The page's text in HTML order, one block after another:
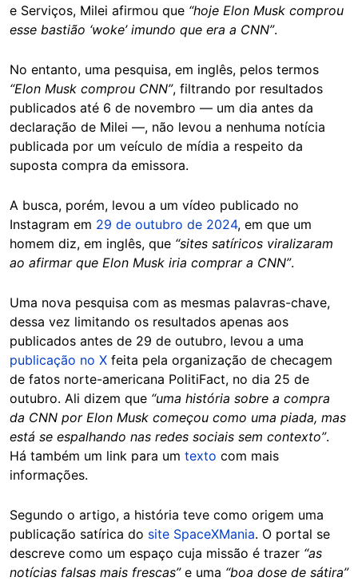
e Serviços, Milei afirmou que “hoje Elon Musk comprou
esse bastião ‘woke’ imundo que era a CNN”.
No entanto, uma pesquisa, em inglês, pelos termos
“Elon Musk comprou CNN”, filtrando por resultados
publicados até 6 de novembro — um dia antes da
declaração de Milei —, não levou a nenhuma notícia
publicada por um veículo de mídia a respeito da
suposta compra da emissora.
A busca, porém, levou a um vídeo publicado no
Instagram em 29 de outubro de 2024, em que um
homem diz, em inglês, que “sites satíricos viralizaram
ao afirmar que Elon Musk iria comprar a CNN”.
Uma nova pesquisa com as mesmas palavras-chave,
dessa vez limitando os resultados apenas aos
publicados antes de 29 de outubro, levou a uma
publicação no X feita pela organização de checagem
de fatos norte-americana PolitiFact, no dia 25 de
outubro. Ali dizem que “uma história sobre a compra
da CNN por Elon Musk começou como uma piada, mas
está se espalhando nas redes sociais sem contexto”.
Há também um link para um texto com mais
informações.
Segundo o artigo, a história teve como origem uma
publicação satírica do site SpaceXMania. O portal se
descreve como um espaço cuja missão é trazer “as
notícias falsas mais frescas”e uma “boa dose de sátira”